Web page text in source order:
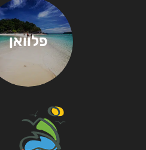
פלוואן